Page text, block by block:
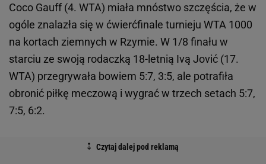
Coco Gauff (4. WTA) miała mnóstwo szczęścia, że w
ogóle znalazła się w ćwierćfinale turnieju WTA 1000
na kortach ziemnych w Rzymie. W 1/8 finału w
starciu ze swoją rodaczką 18-letnią Ivą Jović (17.
WTA) przegrywała bowiem 5:7, 3:5, ale potrafiła
obronić piłkę meczową i wygrać w trzech setach 5:7,
7:5, 6:2.